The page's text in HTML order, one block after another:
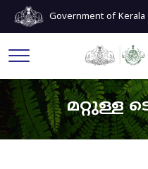
Government of Kerala
മറ്റുള്ള